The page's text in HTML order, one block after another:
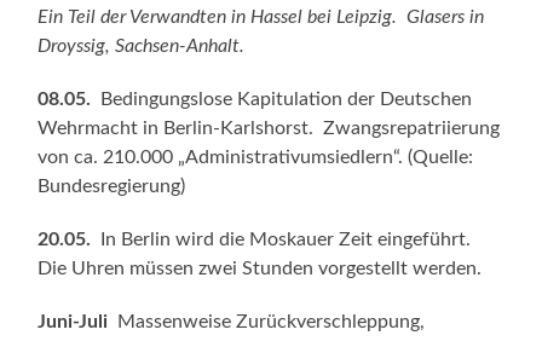
Ein Teil der Verwandten in Hassel bei Leipzig. Glasers in
Droyssig, Sachsen-Anhalt.
08.05.
Bedingungslose Kapitulation der Deutschen
Wehrmacht in Berlin-Karlshorst. Zwangsrepatriierung
von ca. 210.000 „Administrativumsiedlern“. (Quelle:
Bundesregierung)
20.05.
In Berlin wird die Moskauer Zeit eingeführt.
Die Uhren müssen zwei Stunden vorgestellt werden.
Juni-Juli Massenweise Zurückverschleppung,